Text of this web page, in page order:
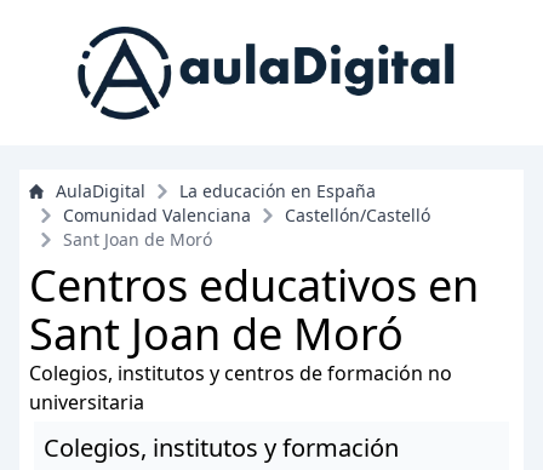
AulaDigital
La educación en España
Comunidad Valenciana
Castellón/Castelló
Sant Joan de Moró
Centros educativos en
Sant Joan de Moró
Colegios, institutos y centros de formación no
universitaria
Colegios, institutos y formación